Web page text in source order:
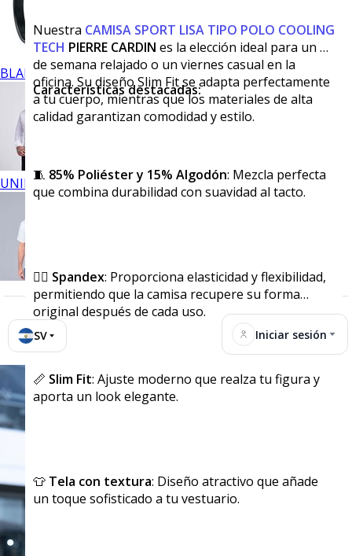
BLANCOS
UNIFORMES
SV Iniciar sesión
Nuestra CAMISA SPORT LISA TIPO POLO COOLING
TECH PIERRE CARDIN es la elección ideal para un fin
de semana relajado o un viernes casual en la
oficina. Su diseño Slim Fit se adapta perfectamente
a tu cuerpo, mientras que los materiales de alta
calidad garantizan comodidad y estilo.
Características destacadas:
🧵 85% Poliéster y 15% Algodón: Mezcla perfecta
que combina durabilidad con suavidad al tacto.
🏃‍♂️ Spandex: Proporciona elasticidad y flexibilidad,
permitiendo que la camisa recupere su forma
original después de cada uso.
📏 Slim Fit: Ajuste moderno que realza tu figura y
aporta un look elegante.
👕 Tela con textura: Diseño atractivo que añade
un toque sofisticado a tu vestuario.